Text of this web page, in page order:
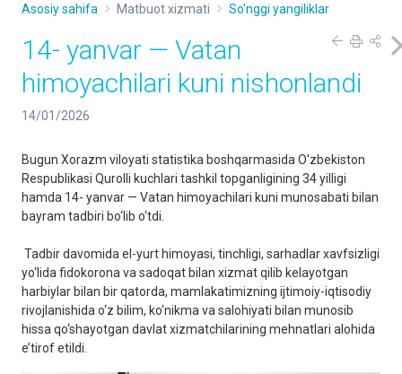
Asosiy sahifa Matbuot xizmati So'nggi yangiliklar
14- yanvar — Vatan
himoyachilari kuni nishonlandi
14/01/2026
Bugun Xorazm viloyati statistika boshqarmasida O'zbekiston
Respublikasi Qurolli kuchlari tashkil topganligining 34 yilligi
hamda 14- yanvar — Vatan himoyachilari kuni munosabati bilan
bayram tadbiri bo‘lib o‘tdi.
Tadbir davomida el-yurt himoyasi, tinchligi, sarhadlar xavfsizligi
yo‘lida fidokorona va sadoqat bilan xizmat qilib kelayotgan
harbiylar bilan bir qatorda, mamlakatimizning ijtimoiy-iqtisodiy
rivojlanishida o‘z bilim, ko‘nikma va salohiyati bilan munosib
hissa qo‘shayotgan davlat xizmatchilarining mehnatlari alohida
e’tirof etildi.